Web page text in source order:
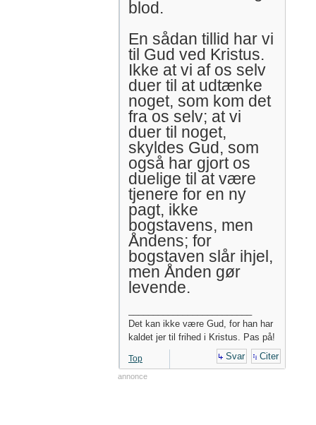
blod.
En sådan tillid har vi
til Gud ved Kristus.
Ikke at vi af os selv
duer til at udtænke
noget, som kom det
fra os selv; at vi
duer til noget,
skyldes Gud, som
også har gjort os
duelige til at være
tjenere for en ny
pagt, ikke
bogstavens, men
Åndens; for
bogstaven slår ihjel,
men Ånden gør
levende.
Det kan ikke være Gud, for han har
kaldet jer til frihed i Kristus. Pas på!
Top Svar Citer
annonce